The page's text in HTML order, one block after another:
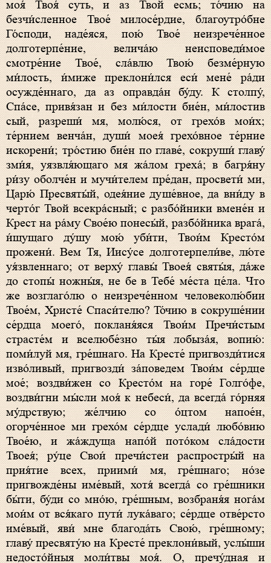
моя́ Твоя́ суть, и аз Твой есмь; то́чию на
безчи́сленное Твое́ милосе́рдие, благоутро́бне
Го́споди, наде́яся, пою́ Твое́ неизрече́нное
долготерпе́ние, велича́ю неисповеди́мое
смотре́ние Твое́, сла́влю Твою́ безме́рную
ми́лость, и́миже преклони́лся еси́ мене́ ра́ди
осужде́ннаго, да аз оправда́н бу́ду. К столпу́,
Спа́се, привя́зан и без ми́лости бие́н, ми́лостив
сый, разреши́ мя, молю́ся, от грехо́в мои́х;
те́рнием венча́н, души́ моея́ грехо́вное те́рние
искорени́; тро́стию бие́н по главе́, сокруши́ главу́
зми́я, уязвля́ющаго мя жа́лом греха́; в багря́ну
ри́зу оболче́н и мучи́телем пре́дан, просвети́ ми,
Царю́ Пресвяты́й, одея́ние душе́вное, да вни́ду в
черто́г Твой всекра́сный; с разбо́йники вмене́н и
Крест на ра́му Свое́ю понесы́й, разбо́йника врага́,
и́щущаго ду́шу мою́ уби́ти, Твои́м Кресто́м
прожени́. Вем Тя, Иису́се долготерпели́ве, лю́те
уя́звленнаго; от верху́ главы́ Твоея́ святы́я, да́же
до стопы́ ножны́я, не бе в Тебе́ ме́ста це́ла. Что
же возглаго́лю о неизрече́нном человеколю́бии
Твое́м, Христе́ Спаси́телю? То́чию в сокруше́нии
се́рдца моего́, покланя́яся Твои́м Пречи́стым
страсте́м и вселюбе́зно ты́я лобыза́я, вопию́:
поми́луй мя, гре́шнаго. На Кресте́ пригвозди́тися
изво́ливый, пригвозди́ за́поведем Твои́м се́рдце
мое́; воздви́жен со Кресто́м на горе́ Голго́фе,
воздви́гни мы́сли моя́ к небеси́, да всегда́ го́рняя
му́дрствую; же́лчию со о́цтом напое́н,
огорче́нное ми грехо́м се́рдце услади́ любо́вию
Твое́ю, и жа́ждуща напо́й пото́ком сла́дости
Твоея́; ру́це Свои́ пречи́стеи распростры́й на
прия́тие всех, приими́ мя, гре́шнаго; но́зе
пригвожде́ны име́вый, хотя́ всегда́ со гре́шники
бы́ти, бу́ди со мно́ю, гре́шным, возбраня́я нога́м
мои́м от вся́каго пути́ лука́ваго; се́рдце отве́рсто
име́вый, яви́ мне благода́ть Свою́, гре́шному;
главу́ пресвяту́ю на Кресте́ преклони́вый, услы́ши
недосто́йныя моли́твы моя́. О, пречу́дная и